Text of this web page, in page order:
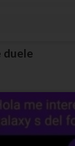
duele